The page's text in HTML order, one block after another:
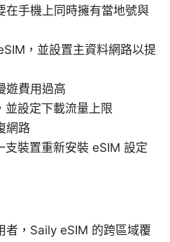
在手機上同時擁有當地號與
，並設置主資料網路以提
遊費用過高
並設定下載流量上限
網路
支裝置重新安裝 eSIM 設定
者，Saily eSIM 的跨區域覆